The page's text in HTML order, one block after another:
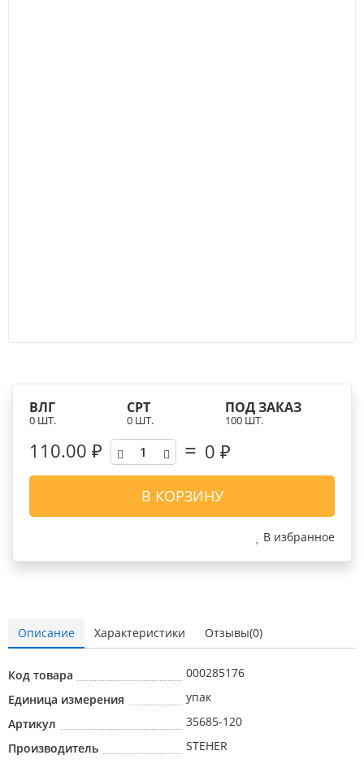
ВЛГ
0 ШТ.
СРТ
0 ШТ.
ПОД ЗАКАЗ
100 ШТ.
110.00 ₽ 0 ₽
В КОРЗИНУ
В избранное
Описание Характеристики Отзывы(0)
Код товара
000285176
Единица измерения
упак
Артикул
35685-120
Производитель
STEHER